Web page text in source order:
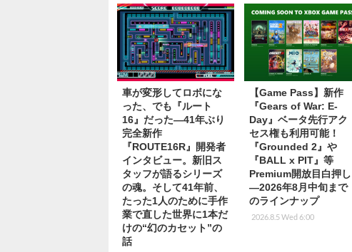
車が変形してロボにな
った、でも『ルート
16』だった―41年ぶり
完全新作
『ROUTE16R』開発者
インタビュー。新旧ス
タッフが語るシリーズ
の魂。そして41年前、
たった1人のために手作
業で直した世界に1本だ
けの“幻のカセット”の
話
【Game Pass】新作
『Gears of War: E-
Day』ベータ先行アク
セス権も利用可能！
『Grounded 2』や
『BALL x PIT』等
Premium開放目白押し
―2026年8月中旬まで
のラインナップ
2026.8.5 Wed 6:00